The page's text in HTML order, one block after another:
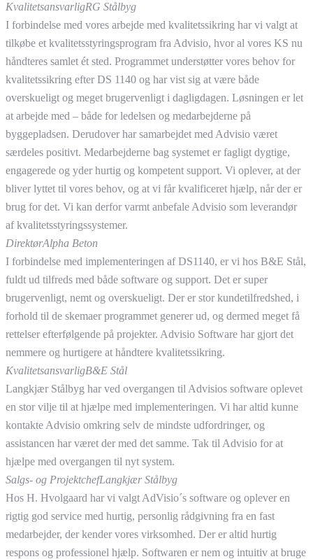
KvalitetsansvarligRG Stålbyg
I forbindelse med vores arbejde med kvalitetssikring har vi valgt at
tilkøbe et kvalitetsstyringsprogram fra Advisio, hvor al vores KS nu
håndteres samlet ét sted. Programmet understøtter vores behov for
kvalitetssikring efter DS 1140 og har vist sig at være både
overskueligt og meget brugervenligt i dagligdagen. Løsningen er let
at arbejde med – både for ledelsen og medarbejderne på
byggepladsen. Derudover har samarbejdet med Advisio været
særdeles positivt. Medarbejderne bag systemet er fagligt dygtige,
engagerede og yder hurtig og kompetent support. Vi oplever, at der
bliver lyttet til vores behov, og at vi får kvalificeret hjælp, når der er
brug for det. Vi kan derfor varmt anbefale Advisio som leverandør
af kvalitetsstyringssystemer.
DirektørAlpha Beton
I forbindelse med implementeringen af DS1140, er vi hos B&E Stål,
fuldt ud tilfreds med både software og support. Det er super
brugervenligt, nemt og overskueligt. Der er stor kundetilfredshed, i
forhold til de skemaer programmet generer ud, og dermed meget få
rettelser efterfølgende på projekter. Advisio Software har gjort det
nemmere og hurtigere at håndtere kvalitetssikring.
KvalitetsansvarligB&E Stål
Langkjær Stålbyg har ved overgangen til Advisios software oplevet
en stor vilje til at hjælpe med implementeringen. Vi har altid kunne
kontakte Advisio omkring selv de mindste udfordringer, og
assistancen har været der med det samme. Tak til Advisio for at
hjælpe med overgangen til nyt system.
Salgs- og ProjektchefLangkjær Stålbyg
Hos H. Hvolgaard har vi valgt AdVisio´s software og oplever en
rigtig god service med hurtig, personlig rådgivning fra en fast
medarbejder, der kender vores virksomhed. Der er altid hurtig
respons og professionel hjælp. Softwaren er nem og intuitiv at bruge